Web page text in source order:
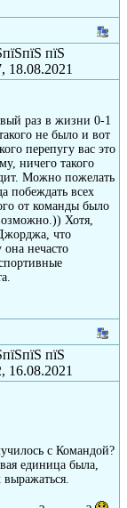
пїЅ
18.08.2021
раз в жизни 0-1
не было и вот
перепугу вас это
ничего такого
Можно пожелать
побеждать всех
от команды было
Хотя,
что
нечасто
пїЅ
16.08.2021
с Командой?
единица была,